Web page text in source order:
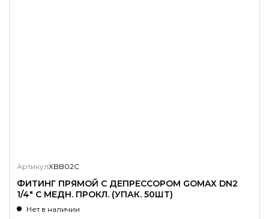
АртикулXBB02C
ФИТИНГ ПРЯМОЙ С ДЕПРЕССОРОМ GOMAX DN2
1/4" С МЕДН. ПРОКЛ. (УПАК. 50ШТ)
Нет в наличии